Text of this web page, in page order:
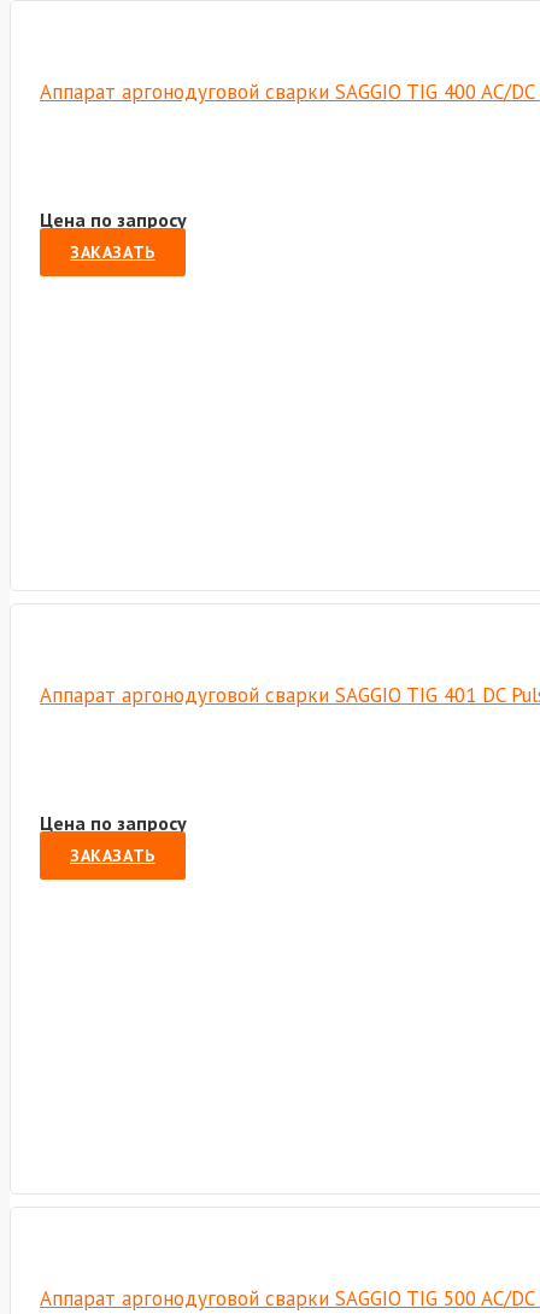
Аппарат аргонодуговой сварки SAGGIO TIG 400 AC/DC
Цена по запросу
ЗАКАЗАТЬ
Аппарат аргонодуговой сварки SAGGIO TIG 401 DC
Цена по запросу
ЗАКАЗАТЬ
Аппарат аргонодуговой сварки SAGGIO TIG 500 AC/DC